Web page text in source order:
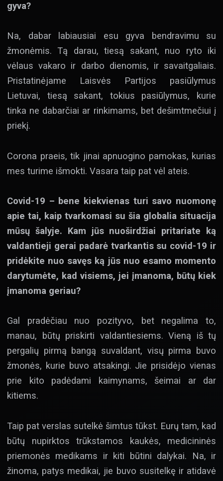
gyva?
Na, dabar labiausiai esu gyva bendravimu su
žmonėmis. Tą darau, tiesą sakant, nuo ryto iki
vėlaus vakaro ir darbo dienomis, ir savaitgaliais.
Pristatinėjame Laisvės Partijos pasiūlymus
Lietuvai, tiesą sakant, tokius pasiūlymus, kurie
tinka ne dabarčiai ar rinkimams, bet dešimtmečiui į
priekį.
Corona praeis, tik jinai apnuogino pamokas, kurias
mes turime išmokti. Vasara taip pat vėl ateis.
Covid-19 – bene kiekvienas turi savo nuomonę
apie tai, kaip tvarkomasi su šia globalia situacija
mūsų šalyje. Kam jūs nuoširdžiai pritariate ką
valdantieji gerai padarė tvarkantis su covid-19 ir
pridėkite nuo savęs ką jūs nuo esamo momento
darytumėte, kad visiems, jei įmanoma, būtų kiek
įmanoma geriau?
Gal pradėčiau nuo pozityvo, bet negalima to,
manau, būtų priskirti valdantiesiems. Vieną iš tų
pergalių pirmą bangą suvaldant, visų pirma buvo
žmonės, kurie buvo atsakingi. Jie prisidėjo vienas
prie kito padėdami kaimynams, šeimai ar dar
kitiems.
Taip pat verslas sutelkė šimtus tūkst. Eurų tam, kad
būtų nupirktos trūkstamos kaukės, medicininės
priemonės medikams ir kiti būtini dalykai. Na, ir
žinoma, patys medikai, jie buvo susitelkę ir atidavė